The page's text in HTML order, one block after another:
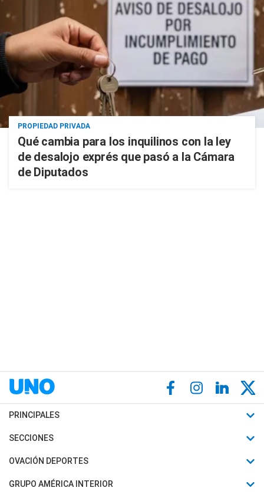
PROPIEDAD PRIVADA
Qué cambia para los inquilinos con la ley
de desalojo exprés que pasó a la Cámara
de Diputados
PRINCIPALES
Últimas Noticias
Política
SECCIONES
Horóscopo
Motores
OVACIÓN DEPORTES
Fútbol
GRUPO AMÉRICA INTERIOR